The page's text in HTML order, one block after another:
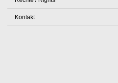
Kontakt